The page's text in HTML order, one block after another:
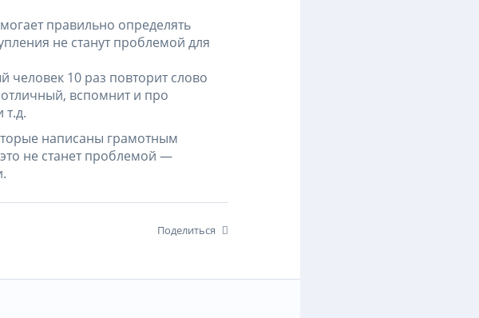
правильно определять
не станут проблемой для
10 раз повторит слово
вспомнит и про
т.д.
написаны грамотным
не станет проблемой —
Поделиться